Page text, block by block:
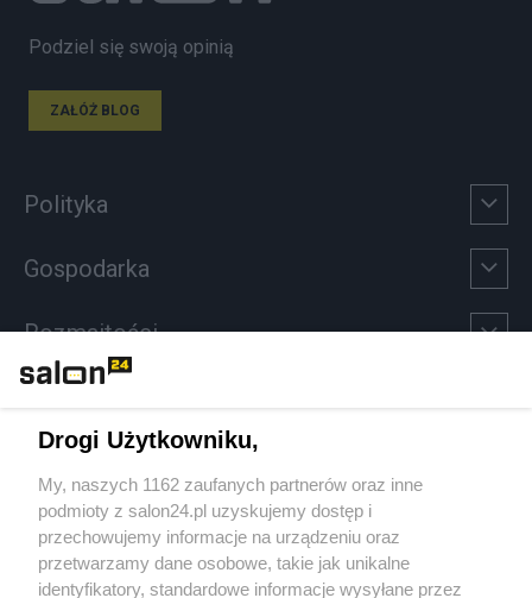
Podziel się swoją opinią
ZAŁÓŻ BLOG
Polityka
Gospodarka
Rozmaitości
Sport
Społeczeństwo
Kultura
Drogi Użytkowniku,
My, naszych 1162 zaufanych partnerów oraz inne
podmioty z salon24.pl uzyskujemy dostęp i
przechowujemy informacje na urządzeniu oraz
przetwarzamy dane osobowe, takie jak unikalne
identyfikatory, standardowe informacje wysyłane przez